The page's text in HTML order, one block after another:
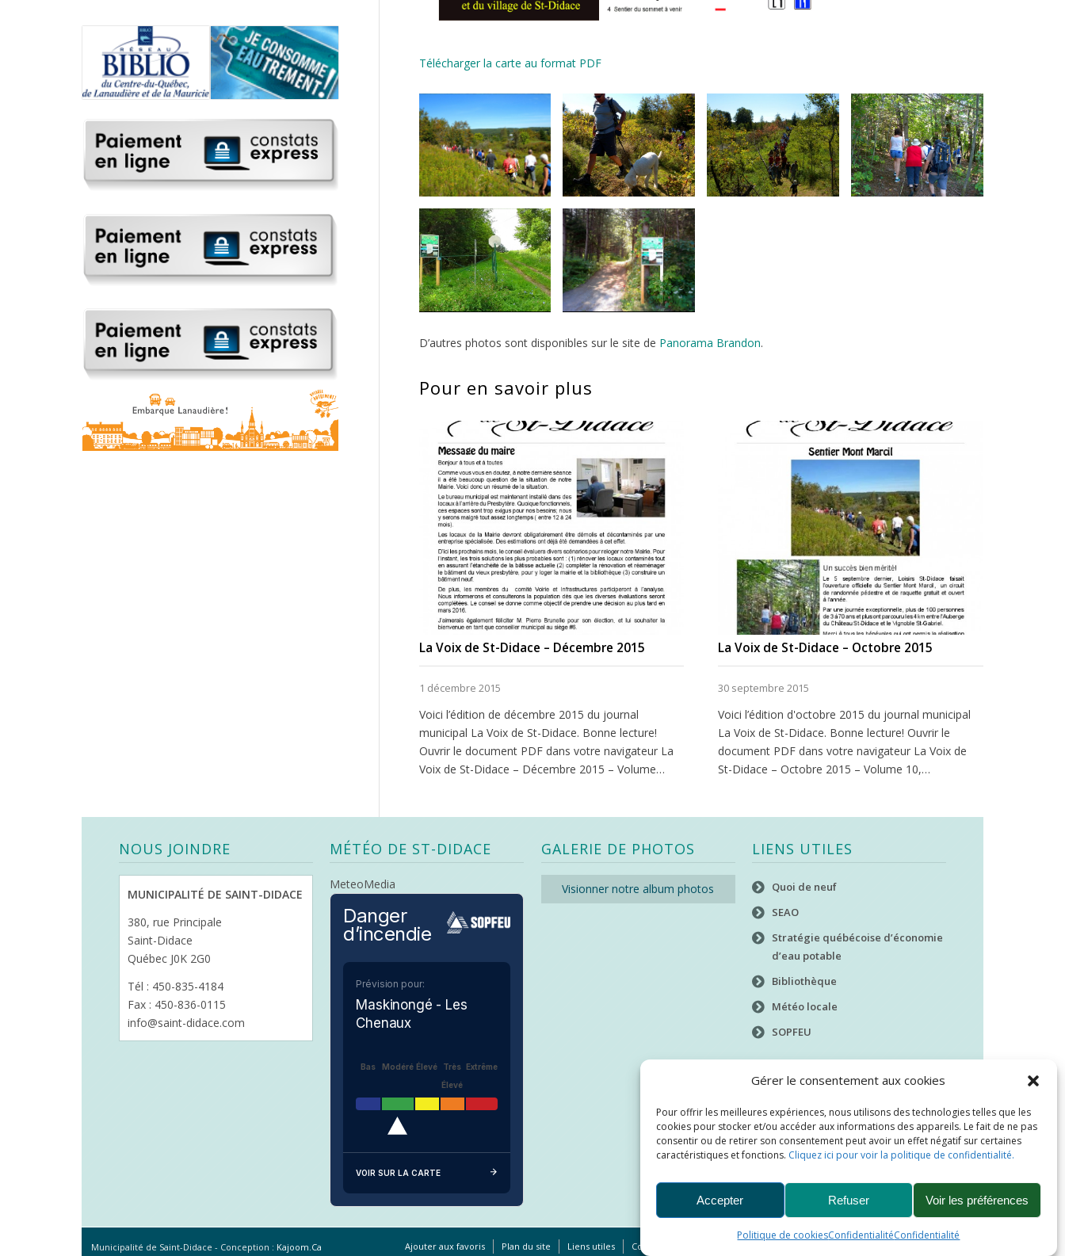
Gérer le consentement aux cookies
Pour offrir les meilleures expériences, nous utilisons des technologies telles que les
cookies pour stocker et/ou accéder aux informations des appareils. Le fait de ne pas
consentir ou de retirer son consentement peut avoir un effet négatif sur certaines
caractéristiques et fonctions. Cliquez ici pour voir la politique de confidentialité.
Accepter Refuser Voir les préférences
Politique de cookiesConfidentialitéConfidentialité
Télécharger la carte au format PDF
Sentier Mont
Marcil
Sentier Mont
Marcil
Marcil – Entrée
face au Parc du
Sentier Mont
Marcil – Entrée
D’autres photos sont disponibles sur le site de Panorama Brandon.
Pour en savoir plus
La Voix de St-Didace – Décembre 2015
1 décembre 2015
Voici l’édition de décembre 2015 du journal
municipal La Voix de St-Didace. Bonne lecture!
Ouvrir le document PDF dans votre navigateur La
Voix de St-Didace – Décembre 2015 – Volume…
La Voix de St-Didace – Octobre 2015
30 septembre 2015
Voici l’édition d'octobre 2015 du journal municipal
La Voix de St-Didace. Bonne lecture! Ouvrir le
document PDF dans votre navigateur La Voix de
St-Didace – Octobre 2015 – Volume 10,…
NOUS JOINDRE
MUNICIPALITÉ DE SAINT-DIDACE
380, rue Principale
Saint-Didace
Québec J0K 2G0
Tél : 450-835-4184
Fax : 450-836-0115
info@saint-didace.com
MÉTÉO DE ST-DIDACE
MeteoMedia
Danger
d’incendie
Prévision pour:
Maskinongé - Les
Chenaux
Bas Modéré Élevé
Très
Élevé
Extrême
VOIR SUR LA CARTE
GALERIE DE PHOTOS
Visionner notre album photos
LIENS UTILES
Quoi de neuf
SEAO
Stratégie québécoise d’économie
d’eau potable
Bibliothèque
Météo locale
SOPFEU
Municipalité de Saint-Didace - Conception : Kajoom.Ca Ajouter aux favoris Plan du site Liens utiles Conditions d’utilisation